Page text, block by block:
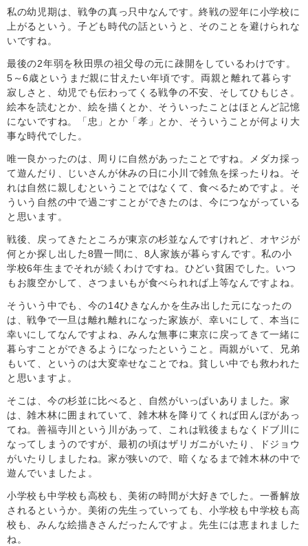
私の幼児期は、戦争の真っ只中なんです。終戦の翌年に小学校に
上がるという。子ども時代の話というと、そのことを避けられな
いですね。
最後の2年弱を秋田県の祖父母の元に疎開をしているわけです。
5～6歳というまだ親に甘えたい年頃です。両親と離れて暮らす
寂しさと、幼児でも伝わってくる戦争の不安、そしてひもじさ。
絵本を読むとか、絵を描くとか、そういったことはほとんど記憶
にないですね。「忠」とか「孝」とか、そういうことが何より大
事な時代でした。
唯一良かったのは、周りに自然があったことですね。メダカ採っ
て遊んだり、じいさんが休みの日に小川で雑魚を採ったりね。そ
れは自然に親しむということではなくて、食べるためですよ。そ
ういう自然の中で過ごすことができたのは、今につながっている
と思います。
戦後、戻ってきたところが東京の杉並なんですけれど、オヤジが
何とか探し出した8畳一間に、8人家族が暮らすんです。私の小
学校6年生までそれが続くわけですね。ひどい貧困でした。いつ
もお腹空かして、さつまいもが食べられれば上等なんですよね。
そういう中でも、今の14ひきなんかを生み出した元になったの
は、戦争で一旦は離れ離れになった家族が、幸いにして、本当に
幸いにしてなんですよね、みんな無事に東京に戻ってきて一緒に
暮らすことができるようになったということ。両親がいて、兄弟
もいて、というのは大変幸せなことでね。貧しい中でも救われた
と思いますよ。
そこは、今の杉並に比べると、自然がいっぱいありました。家
は、雑木林に囲まれていて、雑木林を降りてくれば田んぼがあっ
てね。善福寺川という川があって、これは戦後まもなくドブ川に
なってしまうのですが、最初の頃はザリガニがいたり、ドジョウ
がいたりしましたね。家が狭いので、暗くなるまで雑木林の中で
遊んでいましたよ。
小学校も中学校も高校も、美術の時間が大好きでした。一番解放
されるというか。美術の先生っていっても、小学校も中学校も高
校も、みんな絵描きさんだったんですよ。先生には恵まれました
ね。